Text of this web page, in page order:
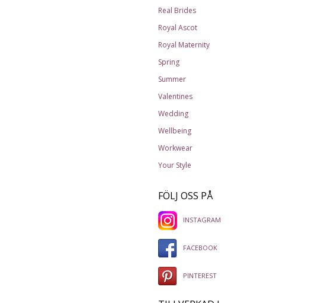
Real Brides
Royal Ascot
Royal Maternity
Spring
Summer
Valentines
Wedding
Wellbeing
Workwear
Your Style
FÖLJ OSS PÅ
INSTAGRAM
FACEBOOK
PINTEREST